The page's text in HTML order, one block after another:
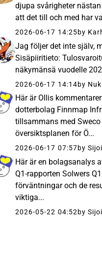
djupa svårigheter
att det till och med har
2026-06-17 14:25by
Jag följer det inte själv,
Sisäpiiritieto:
näkymänsä vuodelle
2026-06-17 14:14by
Här är Ollis
dotterbolag Finnmap
tillsammans med Sweco
översiktsplanen för Ö...
2026-06-17 07:57by
Här är en bolagsanalys
Q1-rapporten Solwers
förväntningar och de
viktiga...
2026-05-22 04:52 by